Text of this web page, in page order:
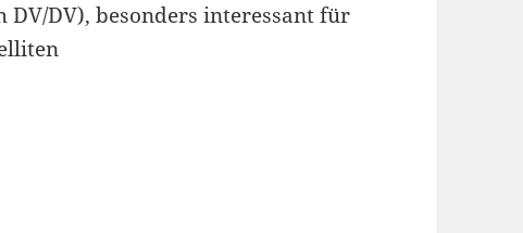
DV/DV), besonders interessant für